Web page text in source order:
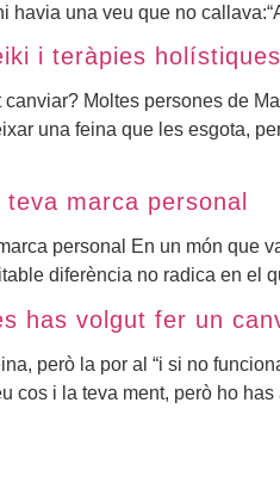
una veu que no
i teràpies
canviar? Moltes persones de
una feina que les esgota,
teva marca personal
personal En un món que
diferència no radica en el
has volgut fer un
però la por al “i si no
cos i la teva ment, però ho